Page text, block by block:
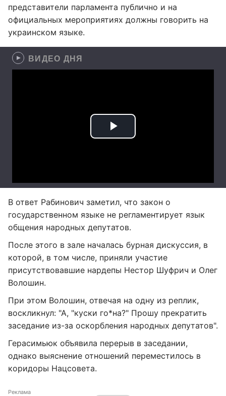
представители парламента публично и на
официальных мероприятиях должны говорить на
украинском языке.
ВИДЕО ДНЯ
В ответ Рабинович заметил, что закон о
государственном языке не регламентирует язык
общения народных депутатов.
После этого в зале началась бурная дискуссия, в
которой, в том числе, приняли участие
присутствовавшие нардепы Нестор Шуфрич и Олег
Волошин.
При этом Волошин, отвечая на одну из реплик,
воскликнул: "А, "куски го*на?" Прошу прекратить
заседание из-за оскорбления народных депутатов".
Герасимьюк объявила перерыв в заседании,
однако выяснение отношений переместилось в
коридоры Нацсовета.
Реклама